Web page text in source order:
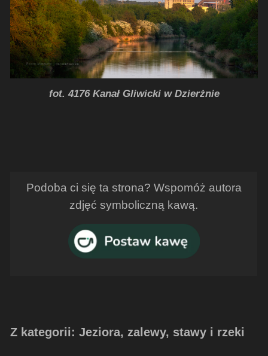
fot. 4176 Kanał Gliwicki w Dzierżnie
Podoba ci się ta strona? Wspomóż autora
zdjęć symboliczną kawą.
Z kategorii: Jeziora, zalewy, stawy i rzeki